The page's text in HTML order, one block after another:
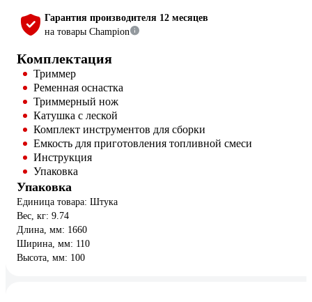
Гарантия производителя 12 месяцев
на товары Champion
Комплектация
Триммер
Ременная оснастка
Триммерный нож
Катушка с леской
Комплект инструментов для сборки
Емкость для приготовления топливной смеси
Инструкция
Упаковка
Упаковка
Единица товара: Штука
Вес, кг: 9.74
Длина, мм: 1660
Ширина, мм: 110
Высота, мм: 100